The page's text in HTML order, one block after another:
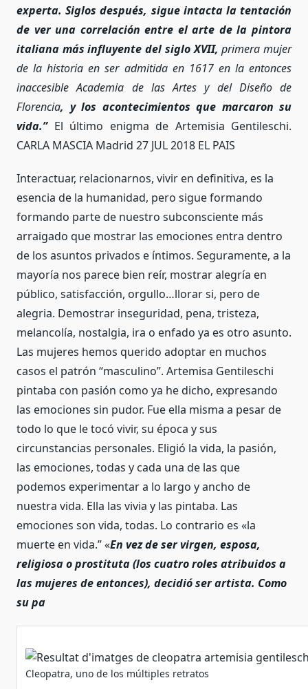
experta. Siglos después, sigue intacta la tentación
de ver una correlación entre el arte de la pintora
italiana más influyente del siglo XVII, primera mujer
de la historia en ser admitida en 1617 en la entonces
inaccesible Academia de las Artes y del Diseño de
Florencia, y los acontecimientos que marcaron su
vida.”El último enigma de Artemisia Gentileschi.
CARLA MASCIA Madrid 27 JUL 2018 EL PAIS
Interactuar, relacionarnos, vivir en definitiva, es la
esencia de la humanidad, pero sigue formando
formando parte de nuestro subconsciente más
arraigado que mostrar las emociones entra dentro
de los asuntos privados e íntimos. Seguramente, a la
mayoría nos parece bien reír, mostrar alegría en
público, satisfacción, orgullo…llorar si, pero de
alegria. Demostrar inseguridad, pena, tristeza,
melancolía, nostalgia, ira o enfado ya es otro asunto.
Las mujeres hemos querido adoptar en muchos
casos el patrón “masculino”. Artemisa Gentileschi
pintaba con pasión como ya he dicho, expresando
las emociones sin pudor. Fue ella misma a pesar de
todo lo que le tocó vivir, su época y sus
circunstancias personales. Eligió la vida, la pasión,
las emociones, todas y cada una de las que
podemos experimentar a lo largo y ancho de
nuestra vida. Ella las vivia y las pintaba. Las
emociones son vida, todas. Lo contrario es «la
muerte en vida.” «En vez de ser virgen, esposa,
religiosa o prostituta (los cuatro roles atribuidos a
las mujeres de entonces), decidió ser artista. Como
su pa
Cleopatra, uno de los múltiples retratos